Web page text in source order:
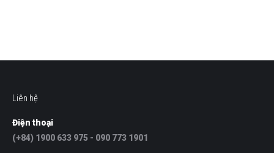
Liên hệ
Điện thoại
(+84) 1900 633 975 - 090 773 1901